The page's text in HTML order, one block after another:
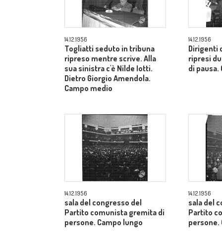
14.12.1956
Togliatti seduto in tribuna
ripreso mentre scrive. Alla
sua sinistra c'è Nilde Iotti.
Dietro Giorgio Amendola.
Campo medio
14.12.1956
Dirigenti
ripresi
di pausa.
14.12.1956
sala del congresso del
Partito comunista gremita di
persone. Campo lungo
14.12.1956
sala del
Partito
persone.